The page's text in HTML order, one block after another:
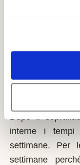
dei lavori.
Quanto tempo
montascale a
Dopo il
interne i
settimane. Per
settimane